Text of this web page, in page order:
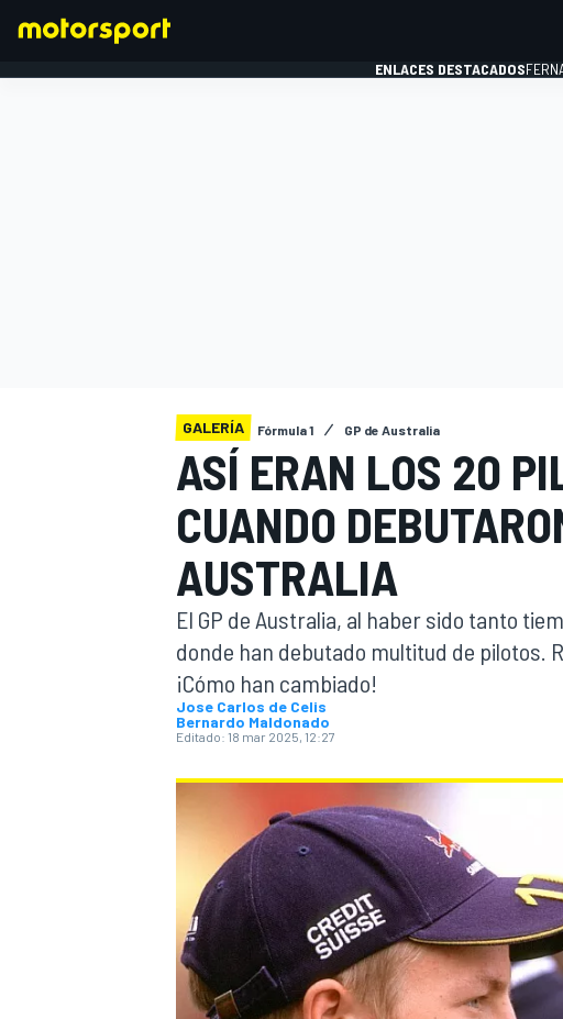
WEC FÓRMULA E
ENLACES DESTACADOS
GALERÍA Fórmula 1 GP de Australia
ASÍ ERAN LOS 20
CUANDO
AUSTRALIA
El GP de Australia, al haber sido tanto
donde han debutado multitud de pilotos.
¡Cómo han cambiado!
Jose Carlos de Celis
Bernardo Maldonado
Editado: 18 mar 2025, 12:27